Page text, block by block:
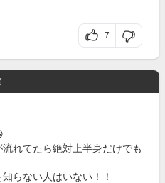
7
れてたら絶対上半身だけでも
らない人はいない！！